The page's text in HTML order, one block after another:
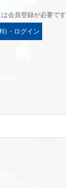
会員登録が必要です
)・ログイン